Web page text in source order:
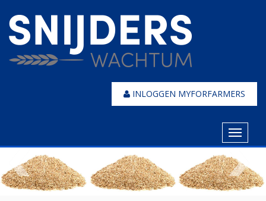
INLOGGEN MYFORFARMERS
Toggle